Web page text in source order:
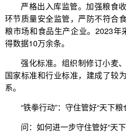
严格出入库监管。加强粮食
环节质量安全监管，严防不符合
粮市场和食品生产企业。2023年
得数据10万余条。
强化标准。组织制修订小麦
国家标准和行业标准，建成了较
系。
“铁拳行动”：守住管好“天下粮
问：如何进一步守住管好“天下